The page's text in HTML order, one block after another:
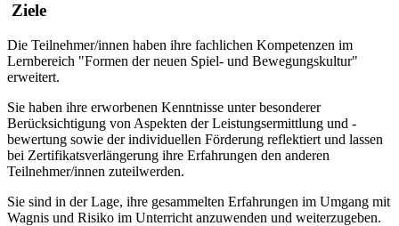
Ziele
Die Teilnehmer/innen haben ihre fachlichen Kompetenzen im
Lernbereich "Formen der neuen Spiel- und Bewegungskultur"
erweitert.
Sie haben ihre erworbenen Kenntnisse unter besonderer
Berücksichtigung von Aspekten der Leistungsermittlung und -
bewertung sowie der individuellen Förderung reflektiert und lassen
bei Zertifikatsverlängerung ihre Erfahrungen den anderen
Teilnehmer/innen zuteilwerden.
Sie sind in der Lage, ihre gesammelten Erfahrungen im Umgang mit
Wagnis und Risiko im Unterricht anzuwenden und weiterzugeben.